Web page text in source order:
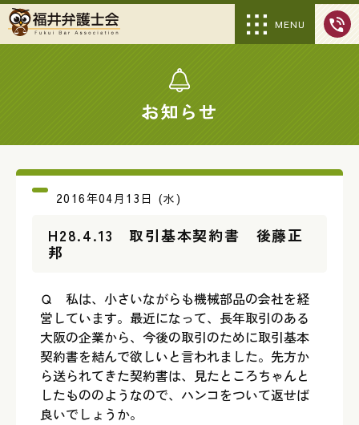
MENU
お知らせ
2016年04月13日 (水)
H28.4.13 取引基本契約書 後藤正
邦
Ｑ 私は、小さいながらも機械部品の会社を経
営しています。最近になって、長年取引のある
大阪の企業から、今後の取引のために取引基本
契約書を結んで欲しいと言われました。先方か
ら送られてきた契約書は、見たところちゃんと
したもののようなので、ハンコをついて返せば
良いでしょうか。